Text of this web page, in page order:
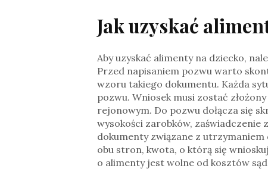
Jak uzyskać
Aby uzyskać alimenty na dziecko,
Przed napisaniem pozwu warto
wzoru takiego dokumentu. Każda
pozwu. Wniosek musi zostać
rejonowym. Do pozwu dołącza się
wysokości zarobków, zaświadczenie
dokumenty związane z
obu stron, kwota, o którą się
o alimenty jest wolne od kosztów